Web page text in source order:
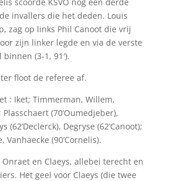
invallers die het deden. Louis
zag op links Phil Canoot die vrij
zijn linker legde en via de verste
(3-1, 91′).
floot de referee af.
: Iket; Timmerman, Willem,
(70’Oumedjeber),
(62’Declerck), Degryse (62’Canoot);
Vanhaecke (90’Cornelis).
Onraet en Claeys, allebei terecht en
Het geel voor Claeys (die twee